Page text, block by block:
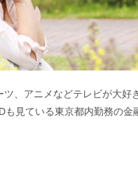
ツ、アニメなどテレビが大好
も見ている東京都内勤務の金